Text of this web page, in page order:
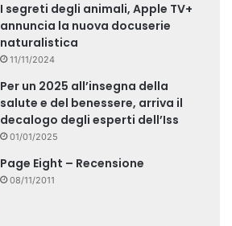
I segreti degli animali, Apple TV+
annuncia la nuova docuserie
naturalistica
11/11/2024
Per un 2025 all’insegna della
salute e del benessere, arriva il
decalogo degli esperti dell’Iss
01/01/2025
Page Eight – Recensione
08/11/2011